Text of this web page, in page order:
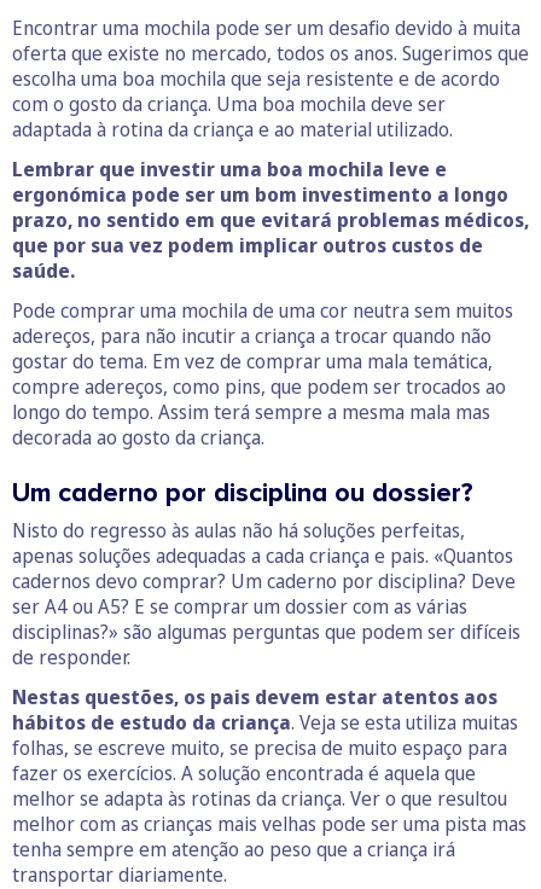
Encontrar uma mochila pode ser um desafio devido à muita
oferta que existe no mercado, todos os anos. Sugerimos que
escolha uma boa mochila que seja resistente e de acordo
com o gosto da criança. Uma boa mochila deve ser
adaptada à rotina da criança e ao material utilizado.
Lembrar que investir uma boa mochila leve e
ergonómica pode ser um bom investimento a longo
prazo, no sentido em que evitará problemas médicos,
que por sua vez podem implicar outros custos de
saúde.
Pode comprar uma mochila de uma cor neutra sem muitos
adereços, para não incutir a criança a trocar quando não
gostar do tema. Em vez de comprar uma mala temática,
compre adereços, como pins, que podem ser trocados ao
longo do tempo. Assim terá sempre a mesma mala mas
decorada ao gosto da criança.
Um caderno por disciplina ou dossier?
Nisto do regresso às aulas não há soluções perfeitas,
apenas soluções adequadas a cada criança e pais. «Quantos
cadernos devo comprar? Um caderno por disciplina? Deve
ser A4 ou A5? E se comprar um dossier com as várias
disciplinas?» são algumas perguntas que podem ser difíceis
de responder.
Nestas questões, os pais devem estar atentos aos
hábitos de estudo da criança. Veja se esta utiliza muitas
folhas, se escreve muito, se precisa de muito espaço para
fazer os exercícios. A solução encontrada é aquela que
melhor se adapta às rotinas da criança. Ver o que resultou
melhor com as crianças mais velhas pode ser uma pista mas
tenha sempre em atenção ao peso que a criança irá
transportar diariamente.